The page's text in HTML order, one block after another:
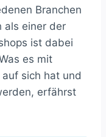
Branchen
als einer der
ist dabei
es mit
sich hat und
erfährst